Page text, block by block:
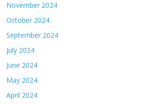
November 2024
October 2024
September 2024
July 2024
June 2024
May 2024
April 2024